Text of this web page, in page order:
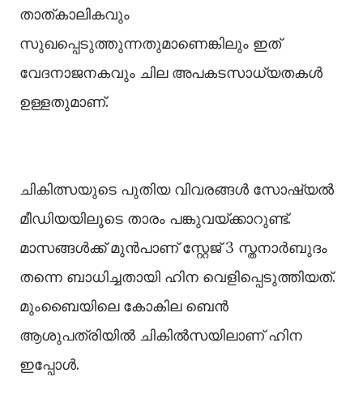
താത്കാലികവും
സുഖപ്പെടുത്തുന്നതുമാണെങ്കിലും ഇത്
വേദനാജനകവും ചില അപകടസാധ്യതകള്‍
ഉള്ളതുമാണ്.
ചികിത്സയുടെ പുതിയ വിവരങ്ങള്‍ സോഷ്യല്‍
മീഡിയയിലൂടെ താരം പങ്കുവയ്ക്കാറുണ്ട്.
മാസങ്ങള്‍ക്ക് മുൻപാണ് സ്റ്റേജ് 3 സ്തനാർബുദം
തന്നെ ബാധിച്ചതായി ഹിന വെളിപ്പെടുത്തിയത്.
മുംബൈയിലെ കോകില ബെൻ
ആശുപത്രിയില്‍ ചികില്‍സയിലാണ് ഹിന
ഇപ്പോള്‍.